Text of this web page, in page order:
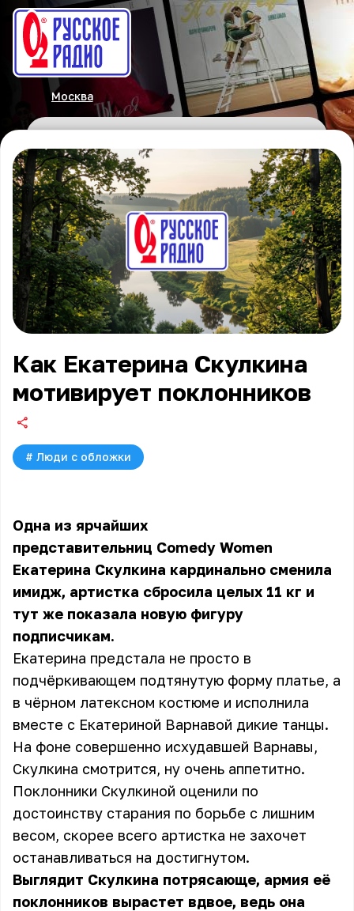
Москва
Как Екатерина Скулкина
мотивирует поклонников
# Люди с обложки
Одна из ярчайших
представительниц Comedy Women
Екатерина Скулкина кардинально сменила
имидж, артистка сбросила целых 11 кг и
тут же показала новую фигуру
подписчикам.
Екатерина предстала не просто в
подчёркивающем подтянутую форму платье, а
в чёрном латексном костюме и исполнила
вместе с Екатериной Варнавой дикие танцы.
На фоне совершенно исхудавшей Варнавы,
Скулкина смотрится, ну очень аппетитно.
Поклонники Скулкиной оценили по
достоинству старания по борьбе с лишним
весом, скорее всего артистка не захочет
останавливаться на достигнутом.
Выглядит Скулкина потрясающе, армия её
поклонников вырастет вдвое, ведь она